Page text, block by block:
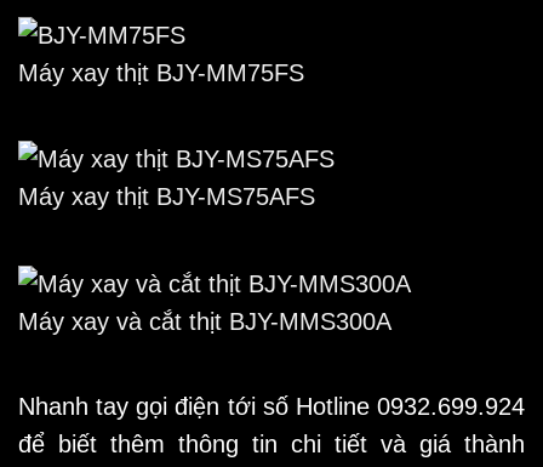
Máy xay thịt BJY-MM75FS
Máy xay thịt BJY-MS75AFS
Máy xay và cắt thịt BJY-MMS300A
Nhanh tay gọi điện tới số Hotline 0932.699.924
để biết thêm thông tin chi tiết và giá thành